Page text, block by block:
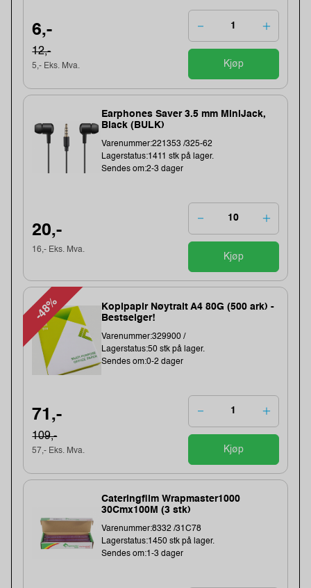
6,-
12,-
5,- Eks. Mva. Kjøp
Earphones Saver 3.5 mm MiniJack,
Black (BULK)
Varenummer:221353 /325-62
Lagerstatus:1411 stk på lager.
Sendes om:2-3 dager
20,-
16,- Eks. Mva.
Kjøp
-48%
Kopipapir Nøytralt A4 80G (500 ark) -
Bestselger!
Varenummer:329900 /
Lagerstatus:50 stk på lager.
Sendes om:0-2 dager
71,-
109,-
57,- Eks. Mva. Kjøp
Cateringfilm Wrapmaster1000
30Cmx100M (3 stk)
Varenummer:8332 /31C78
Lagerstatus:1450 stk på lager.
Sendes om:1-3 dager